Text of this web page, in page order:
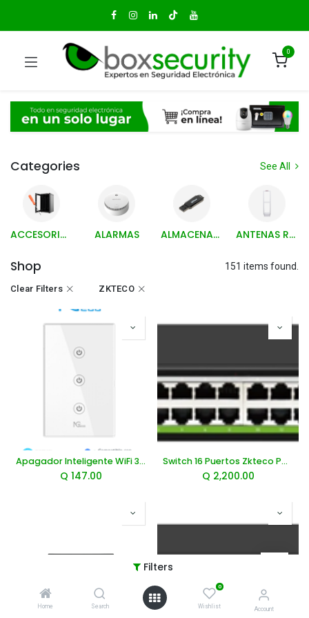
Filters
Home Search
0
Wishlist Account
0
Categories See All
ACCESORIOS Y HERRAMIENTAS ALARMAS ALMACENAMIENTO ANTENAS RETAIL Y ACCESORIOS
Shop 151 items found.
Clear Filters ZKTECO
Apagador Inteligente WiFi 3 Botones Touch
Q 147.00
Switch 16 Puertos Zkteco POE 10-100 + 2 10-100-1000
Q 2,200.00